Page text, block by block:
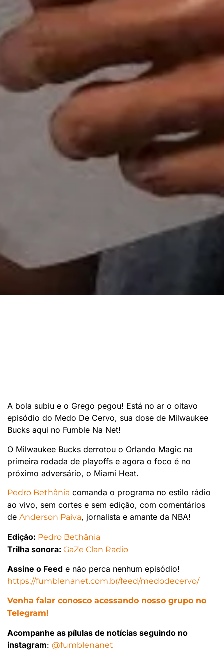
A bola subiu e o Grego pegou! Está no ar o oitavo
episódio do Medo De Cervo, sua dose de Milwaukee
Bucks aqui no Fumble Na Net!
O Milwaukee Bucks derrotou o Orlando Magic na
primeira rodada de playoffs e agora o foco é no
próximo adversário, o Miami Heat.
Pedro Bethânia comanda o programa no estilo rádio
ao vivo, sem cortes e sem edição, com comentários
de Anderson Paiva, jornalista e amante da NBA!
Edição: Pedro Bethânia
Trilha sonora: GaZe Clan Radio
Assine o Feed e não perca nenhum episódio!
https://fumblenanet.com.br/feed/medodecervo/
Venha falar conosco acessando nosso grupo no
Telegram!
Acompanhe as pílulas de notícias seguindo no
instagram: @fumblenanet